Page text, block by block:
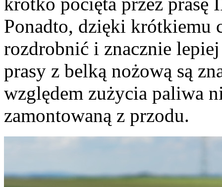
Ponadto, dzięki krótkiemu
rozdrobnić i znacznie
prasy z belką nożową są
względem zużycia paliwa
zamontowaną z przodu.